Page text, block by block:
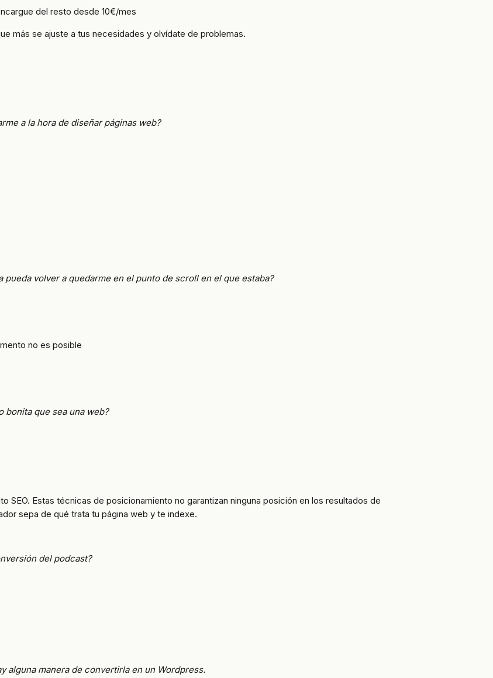
del resto desde 10€/mes
más se ajuste a tus necesidades y olvídate de problemas.
a la hora de diseñar páginas web?
pueda volver a quedarme en el punto de scroll en el que estaba?
no es posible
bonita que sea una web?
SEO. Estas técnicas de posicionamiento no garantizan ninguna posición en los resultados de
sepa de qué trata tu página web y te indexe.
del podcast?
alguna manera de convertirla en un Wordpress.